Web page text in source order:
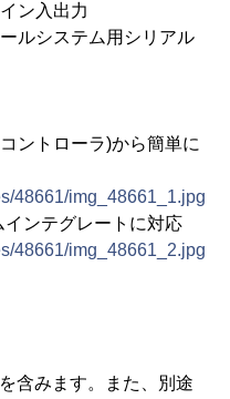
ン入出力
ルシステム用シリアル
ントローラ)から簡単に
48661/img_48661_1.jpg
ンテグレートに対応
48661/img_48661_2.jpg
含みます。また、別途